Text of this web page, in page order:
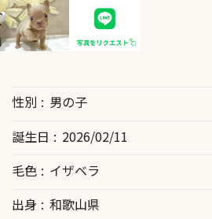
性別
男の子
誕生日
2026/02/11
毛色
イザベラ
出身
和歌山県